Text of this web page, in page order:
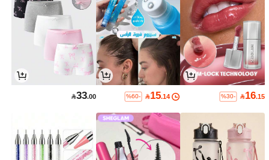
16.15
%30-
15.14
%60-
33.00